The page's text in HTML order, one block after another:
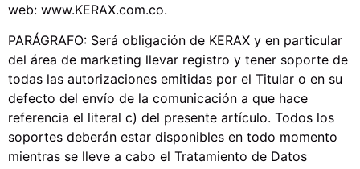
web: www.KERAX.com.co.
PARÁGRAFO: Será obligación de KERAX y en particular
del área de marketing llevar registro y tener soporte de
todas las autorizaciones emitidas por el Titular o en su
defecto del envío de la comunicación a que hace
referencia el literal c) del presente artículo. Todos los
soportes deberán estar disponibles en todo momento
mientras se lleve a cabo el Tratamiento de Datos